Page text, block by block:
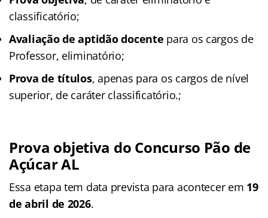
classificatório;
Avaliação de aptidão docente para os cargos de
Professor, eliminatório;
Prova de títulos, apenas para os cargos de nível
superior, de caráter classificatório.;
Prova objetiva do Concurso Pão de
Açúcar AL
Essa etapa tem data prevista para acontecer em 19
de abril de 2026.